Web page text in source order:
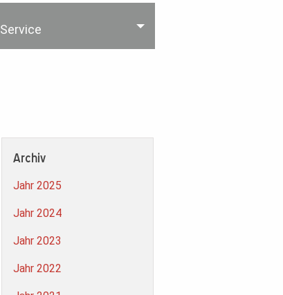
Service
Archiv
Jahr 2025
Jahr 2024
Jahr 2023
Jahr 2022